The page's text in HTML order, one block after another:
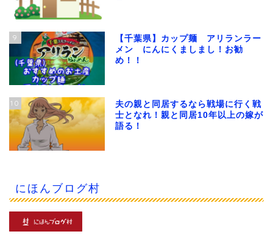
9
【千葉県】カップ麺 アリランラー
メン にんにくましまし！お勧
め！！
10
夫の親と同居するなら戦場に行く戦
士となれ！親と同居10年以上の嫁が
語る！
にほんブログ村